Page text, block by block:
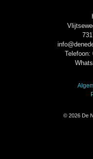
Telefoon:
© 2026 De